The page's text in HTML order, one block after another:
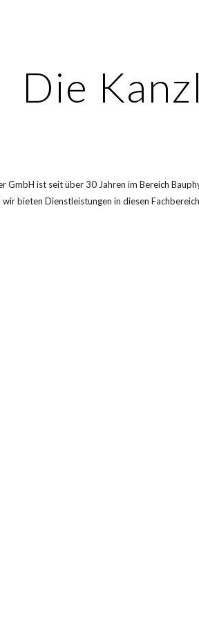
Die
GmbH ist seit über 30 Jahren im Bereich
wir bieten Dienstleistungen in diesen Fachb